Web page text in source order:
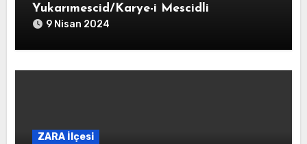
Yukarımescid/Karye-i Mescidli
9 Nisan 2024
ZARA İlçesi